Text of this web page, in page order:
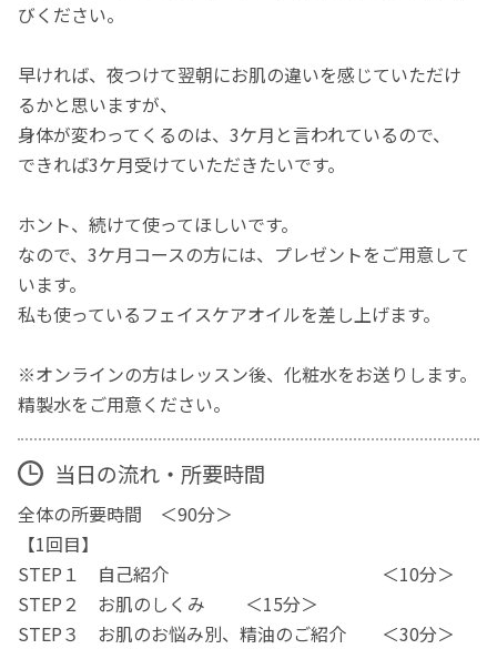
びください。
早ければ、夜つけて翌朝にお肌の違いを感じていただけ
るかと思いますが、
身体が変わってくるのは、3ケ月と言われているので、
できれば3ケ月受けていただきたいです。
ホント、続けて使ってほしいです。
なので、3ケ月コースの方には、プレゼントをご用意して
います。
私も使っているフェイスケアオイルを差し上げます。
※オンラインの方はレッスン後、化粧水をお送りします。
精製水をご用意ください。
当日の流れ・所要時間
全体の所要時間 ＜90分＞
【1回目】
STEP１ 自己紹介 ＜10分＞
STEP２ お肌のしくみ ＜15分＞
STEP３ お肌のお悩み別、精油のご紹介 ＜30分＞